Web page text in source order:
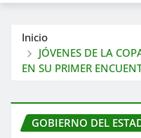
Inicio
JÓVENES DE LA
EN SU PRIMER
GOBIERNO DEL